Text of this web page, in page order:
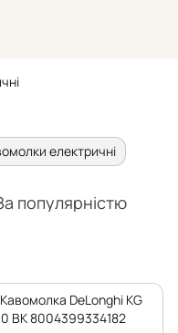
електричні
популярністю